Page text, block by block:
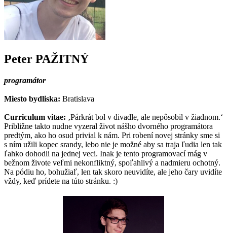
Peter PAŽITNÝ
programátor
Miesto bydliska: Bratislava
Curriculum vitae: ‚Párkrát bol v divadle, ale nepôsobil v žiadnom.‘
Približne takto nudne vyzeral život nášho dvorného programátora
predtým, ako ho osud privial k nám. Pri robení novej stránky sme si
s ním užili kopec srandy, lebo nie je možné aby sa traja ľudia len tak
ľahko dohodli na jednej veci. Inak je tento programovací mág v
bežnom živote veľmi nekonfliktný, spoľahlivý a nadmieru ochotný.
Na pódiu ho, bohužiaľ, len tak skoro neuvidíte, ale jeho čary uvidíte
vždy, keď prídete na túto stránku. :)